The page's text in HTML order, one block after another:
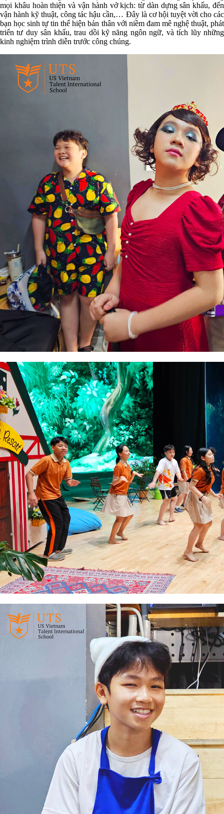
mọi khâu hoàn thiện và vận hành vở kịch: từ dàn dựng sân khấu, đển
vận hành kỹ thuật, công tác hậu cần,… Đây là cơ hội tuyệt vời cho các
bạn học sinh tự tin thể hiện bản thân với niềm đam mê nghệ thuật, phát
triển tư duy sân khấu, trau dồi kỹ năng ngôn ngữ, và tích lũy những
kinh nghiệm trình diễn trước công chúng.